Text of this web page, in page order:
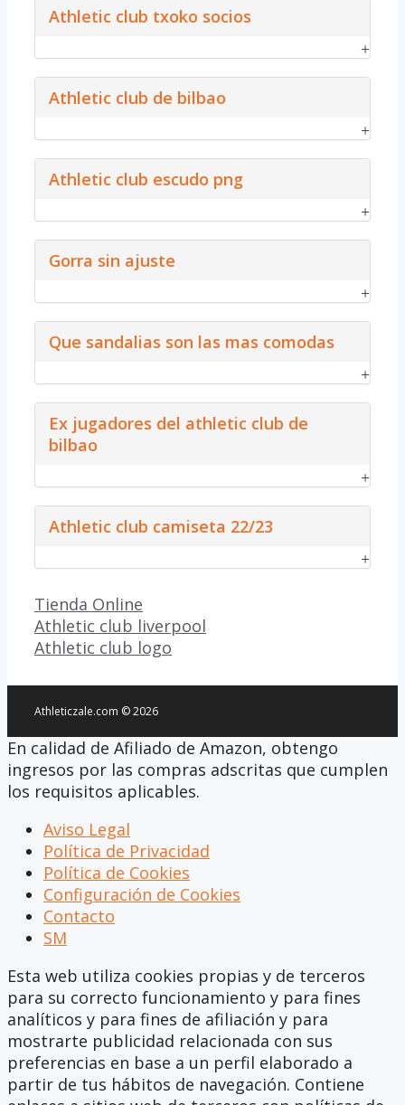
Athletic club txoko socios
Athletic club de bilbao
Athletic club escudo png
Gorra sin ajuste
Que sandalias son las mas comodas
Ex jugadores del athletic club de
bilbao
Athletic club camiseta 22/23
Categorías
Tienda Online
Athletic club liverpool
Athletic club logo
Athleticzale.com © 2026
En calidad de Afiliado de Amazon, obtengo
ingresos por las compras adscritas que cumplen
los requisitos aplicables.
Aviso Legal
Política de Privacidad
Política de Cookies
Configuración de Cookies
Contacto
SM
Esta web utiliza cookies propias y de terceros
para su correcto funcionamiento y para fines
analíticos y para fines de afiliación y para
mostrarte publicidad relacionada con sus
preferencias en base a un perfil elaborado a
partir de tus hábitos de navegación. Contiene